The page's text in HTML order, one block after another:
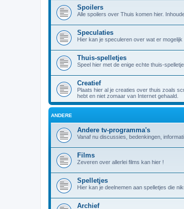
Spoilers
Alle spoilers over Thuis komen hier.
Speculaties
Hier kan je speculeren over wat er
Thuis-spelletjes
Speel hier met de enige echte thuis-
Creatief
Plaats hier al je creaties over thuis zoals
hebt en niet zomaar van Internet gehaald.
ANDERE
Andere tv-programma's
Vanaf nu discussies, bedenkingen,
Films
Zeveren over allerlei films kan hier !
Spelletjes
Hier kan je deelnemen aan spelletjes die
Archief